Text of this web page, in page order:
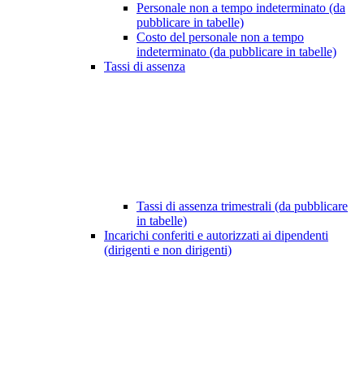
Personale non a tempo indeterminato (da
pubblicare in tabelle)
Costo del personale non a tempo
indeterminato (da pubblicare in tabelle)
Tassi di assenza
Tassi di assenza trimestrali (da pubblicare
in tabelle)
Incarichi conferiti e autorizzati ai dipendenti
(dirigenti e non dirigenti)